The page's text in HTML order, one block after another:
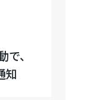
、
知